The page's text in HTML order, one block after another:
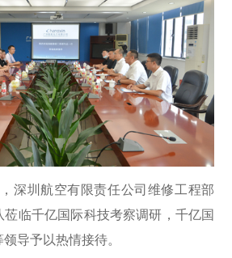
，深圳航空有限责任公司维修工程部
临千亿国际科技考察调研，千亿国
导予以热情接待。